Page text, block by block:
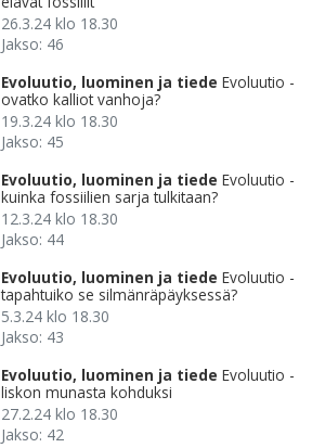
26.3.24 klo 18.30
Jakso: 46
Evoluutio, luominen ja tiede Evoluutio -
ovatko kalliot vanhoja?
19.3.24 klo 18.30
Jakso: 45
Evoluutio, luominen ja tiede Evoluutio -
kuinka fossiilien sarja tulkitaan?
12.3.24 klo 18.30
Jakso: 44
Evoluutio, luominen ja tiede Evoluutio -
tapahtuiko se silmänräpäyksessä?
5.3.24 klo 18.30
Jakso: 43
Evoluutio, luominen ja tiede Evoluutio -
liskon munasta kohduksi
27.2.24 klo 18.30
Jakso: 42